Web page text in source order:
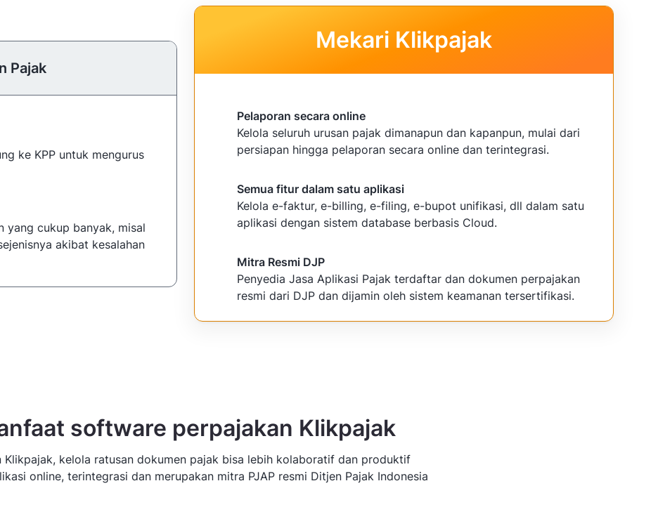
Pajak
ke KPP untuk mengurus
yang cukup banyak, misal
akibat kesalahan
Mekari Klikpajak
Pelaporan secara online
Kelola seluruh urusan pajak dimanapun dan kapanpun, mulai dari
persiapan hingga pelaporan secara online dan terintegrasi.
Semua fitur dalam satu aplikasi
Kelola e-faktur, e-billing, e-filing, e-bupot unifikasi, dll dalam satu
aplikasi dengan sistem database berbasis Cloud.
Mitra Resmi DJP
Penyedia Jasa Aplikasi Pajak terdaftar dan dokumen perpajakan
resmi dari DJP dan dijamin oleh sistem keamanan tersertifikasi.
software perpajakan Klikpajak
Klikpajak, kelola ratusan dokumen pajak bisa lebih kolaboratif dan produktif
online, terintegrasi dan merupakan mitra PJAP resmi Ditjen Pajak Indonesia